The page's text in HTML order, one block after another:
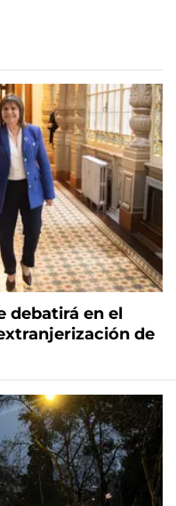
debatirá en el
de